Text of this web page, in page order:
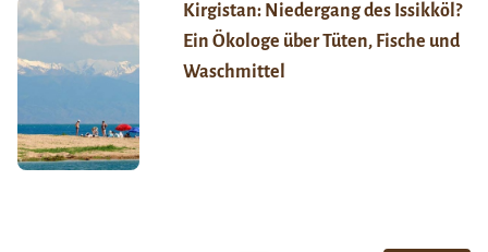
Kirgistan: Niedergang des Issikköl?
Ein Ökologe über Tüten, Fische und
Waschmittel